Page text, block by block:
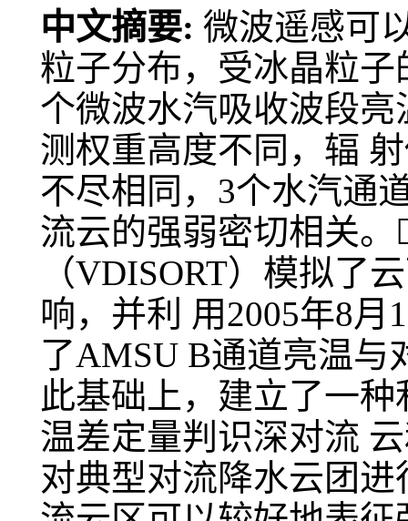
中文摘要: 微波遥感可
粒子分布，受冰晶粒
个微波水汽吸收波段
测权重高度不同，辐
不尽相同，3个水汽通
流云的强弱密切相关
（VDISORT）模拟了
响，并利 用2005年8
了AMSU B通道亮温与
此基础上，建立了一
温差定量判识深对流
对典型对流降水云团